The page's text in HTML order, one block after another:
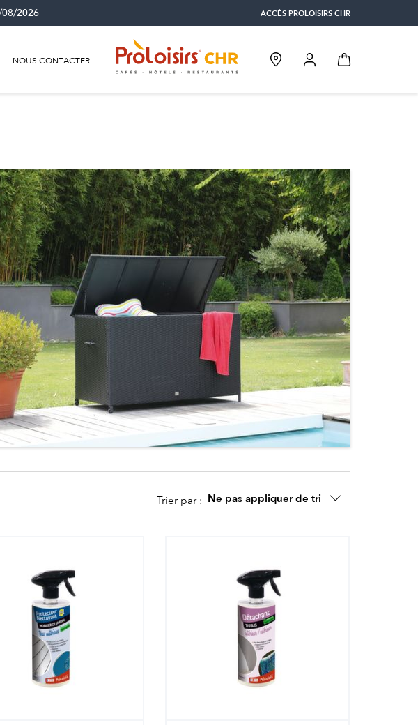
ACCÈS PROLOISIRS CHR
2026
NOUS CONTACTER
Trier par : Ne pas appliquer de tri